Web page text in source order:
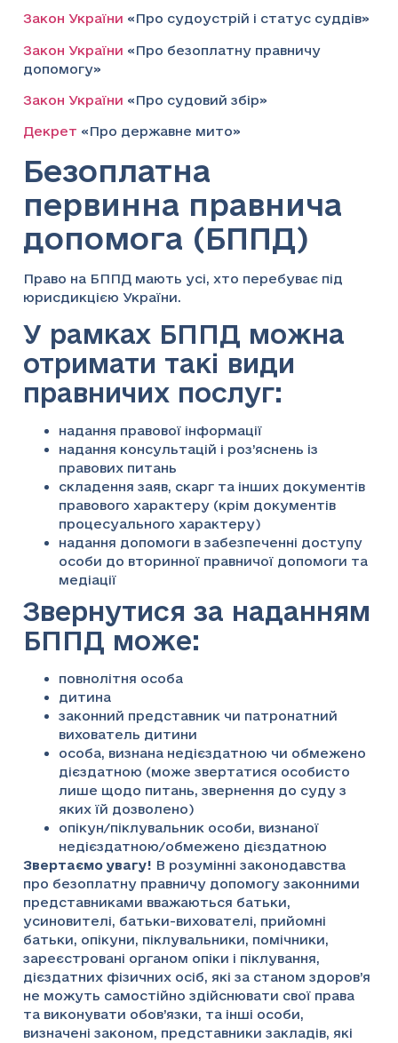
Закон України «Про судоустрій і статус суддів»
Закон України «Про безоплатну правничу
допомогу»
Закон України «Про судовий збір»
Декрет «Про державне мито»
Безоплатна
первинна правнича
допомога (БППД)
Право на БППД мають усі, хто перебуває під
юрисдикцією України.
У рамках БППД можна
отримати такі види
правничих послуг:
надання правової інформації
надання консультацій і роз’яснень із
правових питань
складення заяв, скарг та інших документів
правового характеру (крім документів
процесуального характеру)
надання допомоги в забезпеченні доступу
особи до вторинної правничої допомоги та
медіації
Звернутися за наданням
БППД може:
повнолітня особа
дитина
законний представник чи патронатний
вихователь дитини
особа, визнана недієздатною чи обмежено
дієздатною (може звертатися особисто
лише щодо питань, звернення до суду з
яких їй дозволено)
опікун/піклувальник особи, визнаної
недієздатною/обмежено дієздатною
Звертаємо увагу! В розумінні законодавства
про безоплатну правничу допомогу законними
представниками вважаються батьки,
усиновителі, батьки-вихователі, прийомні
батьки, опікуни, піклувальники, помічники,
зареєстровані органом опіки і піклування,
дієздатних фізичних осіб, які за станом здоров’я
не можуть самостійно здійснювати свої права
та виконувати обов’язки, та інші особи,
визначені законом, представники закладів, які